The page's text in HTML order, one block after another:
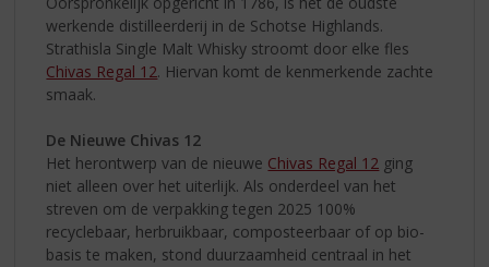
werkende distilleerderij in de Schotse Highlands.
Strathisla Single Malt Whisky stroomt door elke fles
Chivas Regal 12. Hiervan komt de kenmerkende zachte
smaak.
De Nieuwe Chivas 12
Het herontwerp van de nieuwe Chivas Regal 12 ging
niet alleen over het uiterlijk. Als onderdeel van het
streven om de verpakking tegen 2025 100%
recyclebaar, herbruikbaar, composteerbaar of op bio-
basis te maken, stond duurzaamheid centraal in het